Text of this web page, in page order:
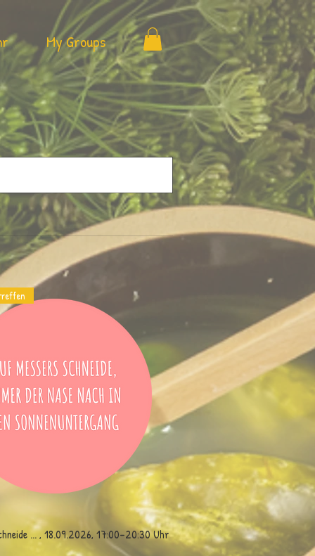
My Groups
... , 18.09.2026, 17:00–20:30 Uhr